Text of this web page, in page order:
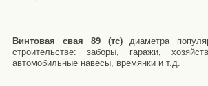
Винтовая свая 89 (тс)диаметра
строительстве: заборы, гаражи,
автомобильные навесы, времянки и т.д.